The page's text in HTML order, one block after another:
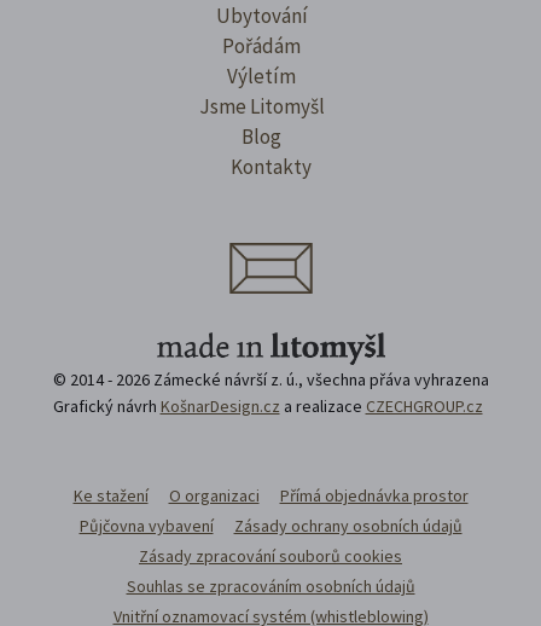
Ubytování
Pořádám
Výletím
Jsme Litomyšl
Blog
Kontakty
© 2014 - 2026 Zámecké návrší z. ú., všechna přáva vyhrazena
Grafický návrh KošnarDesign.cz a realizace CZECHGROUP.cz
Ke stažení O organizaci
Přímá objednávka prostor
Půjčovna vybavení
Zásady ochrany osobních údajů
Zásady zpracování souborů cookies
Souhlas se zpracováním osobních údajů
Vnitřní oznamovací systém (whistleblowing)